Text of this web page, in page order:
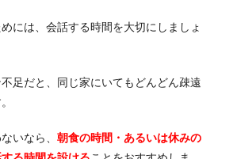
には、会話する時間を大切にしましょ
足だと、同じ家にいてもどんどん疎遠
いなら、 朝食の時間・あるいは休みの